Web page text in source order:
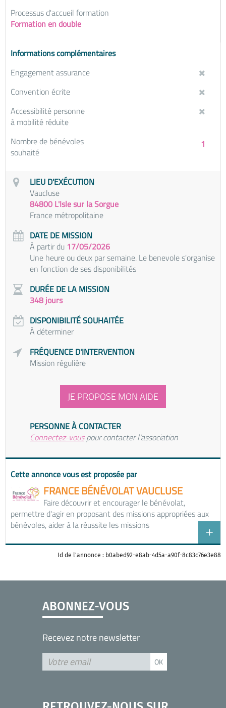
Processus d'accueil formation
Formation en double
Informations complémentaires
Engagement assurance
Convention écrite
Accessibilité personne
à mobilité réduite
1
Nombre de bénévoles
souhaité
LIEU D'EXÉCUTION
Vaucluse
84800 L'Isle sur la Sorgue
France métropolitaine
DATE DE MISSION
À partir du 17/05/2026
Une heure ou deux par semaine. Le benevole s'organise
en fonction de ses disponibilités
DURÉE DE LA MISSION
348 jours
DISPONIBILITÉ SOUHAITÉE
À déterminer
FRÉQUENCE D'INTERVENTION
Mission régulière
JE PROPOSE MON AIDE
PERSONNE À CONTACTER
Connectez-vouspour contacter l'association
Cette annonce vous est proposée par
FRANCE BÉNÉVOLAT VAUCLUSE
Faire découvrir et encourager le bénévolat,
permettre d'agir en proposant des missions appropriées aux
bénévoles, aider à la réussite les missions
Id de l'annonce : b0abed92-e8ab-4d5a-a90f-8c83c76e3e88
ABONNEZ-VOUS
Recevez notre newsletter